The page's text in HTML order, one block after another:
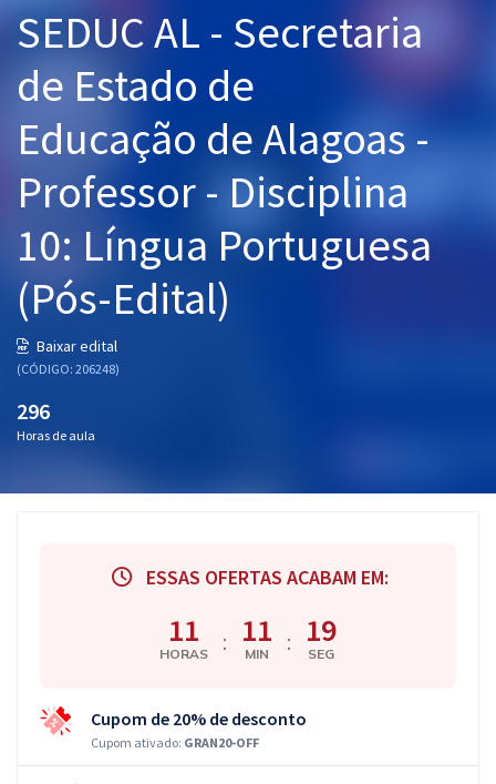
Cursos 20% OFF
Pós
Graduação
OAB
Questões grátis
Blog
Aprovados
SEDUC AL - Secretaria
de Estado de
Educação de Alagoas -
Professor - Disciplina
10: Língua Portuguesa
(Pós-Edital)
Baixar edital
(CÓDIGO: 206248)
296
Horas de aula
ESSAS OFERTAS ACABAM EM:
11
HORAS : 11
MIN : 19
SEG
Cupom de 20% de desconto
Cupom ativado: GRAN20-OFF